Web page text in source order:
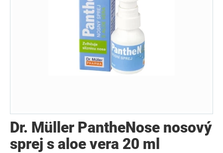
Dr. Müller PantheNose nosový
sprej s aloe vera 20 ml